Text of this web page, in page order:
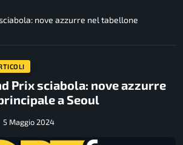
nove azzurre nel tabellone
Prix sciabola: nove azzurre
a Seoul
5 Maggio 2024